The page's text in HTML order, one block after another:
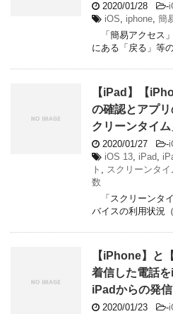
2020/01/28 -
iOS, iphone, 簡
「簡易アクセス
にある「戻る」等
【iPad】【
の確認とアプ
クリーンタイ
2020/01/27 -
iOS 13, iPad,
ト , スクリーンタイ
数
「スクリーンタ
バイスの利用状況
【iPhone】
着信した電話
iPadからの発信
2020/01/23 -